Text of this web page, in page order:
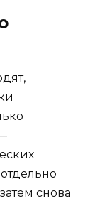
снова